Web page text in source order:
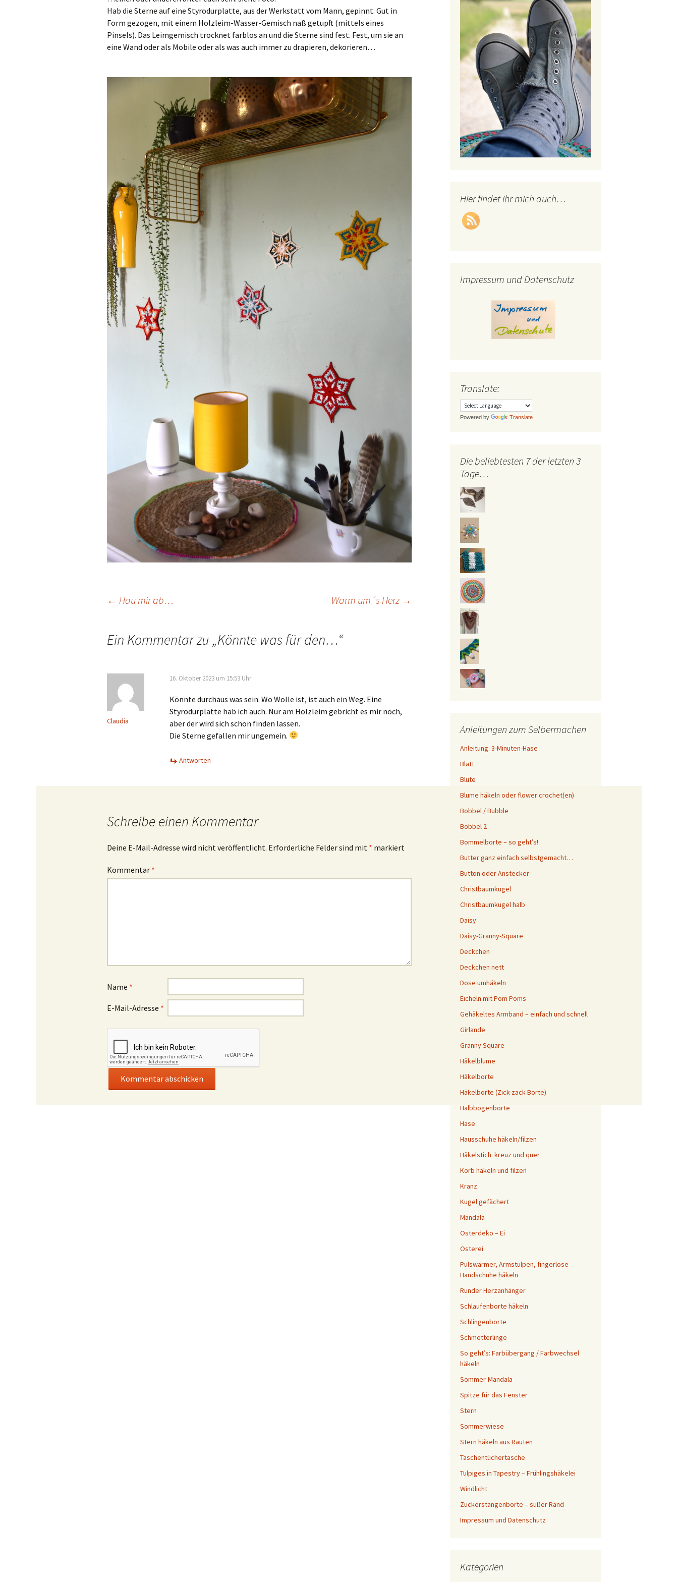
Hab die Sterne auf eine Styrodurplatte, aus der Werkstatt vom Mann, gepinnt. Gut in
Form gezogen, mit einem Holzleim-Wasser-Gemisch naß getupft (mittels eines
Pinsels). Das Leimgemisch trocknet farblos an und die Sterne sind fest. Fest, um sie an
eine Wand oder als Mobile oder als was auch immer zu drapieren, dekorieren…
Beitragsnavigation
← Hau mir ab… Warm um´s Herz →
Ein Kommentar zu „Könnte was für den…“
Claudia
16. Oktober 2023 um 15:53 Uhr
Könnte durchaus was sein. Wo Wolle ist, ist auch ein Weg. Eine
Styrodurplatte hab ich auch. Nur am Holzleim gebricht es mir noch,
aber der wird sich schon finden lassen.
Die Sterne gefallen mir ungemein.
Antworten
Schreibe einen Kommentar
Deine E-Mail-Adresse wird nicht veröffentlicht. Erforderliche Felder sind mit * markiert
Kommentar *
Name *
E-Mail-Adresse *
Hier findet ihr mich auch…
Impressum und Datenschutz
Translate:
Powered by Translate
Die beliebtesten 7 der letzten 3
Tage…
Anleitungen zum Selbermachen
Anleitung: 3-Minuten-Hase
Blatt
Blüte
Blume häkeln oder flower crochet(en)
Bobbel / Bubble
Bobbel 2
Bommelborte – so geht’s!
Butter ganz einfach selbstgemacht…
Button oder Anstecker
Christbaumkugel
Christbaumkugel halb
Daisy
Daisy-Granny-Square
Deckchen
Deckchen nett
Dose umhäkeln
Eicheln mit Pom Poms
Gehäkeltes Armband – einfach und schnell
Girlande
Granny Square
Häkelblume
Häkelborte
Häkelborte (Zick-zack Borte)
Halbbogenborte
Hase
Hausschuhe häkeln/filzen
Häkelstich: kreuz und quer
Korb häkeln und filzen
Kranz
Kugel gefächert
Mandala
Osterdeko – Ei
Osterei
Pulswärmer, Armstulpen, fingerlose
Handschuhe häkeln
Runder Herzanhänger
Schlaufenborte häkeln
Schlingenborte
Schmetterlinge
So geht’s: Farbübergang / Farbwechsel
häkeln
Sommer-Mandala
Spitze für das Fenster
Stern
Sommerwiese
Stern häkeln aus Rauten
Taschentüchertasche
Tulpiges in Tapestry – Frühlingshäkelei
Windlicht
Zuckerstangenborte – süßer Rand
Impressum und Datenschutz
Kategorien